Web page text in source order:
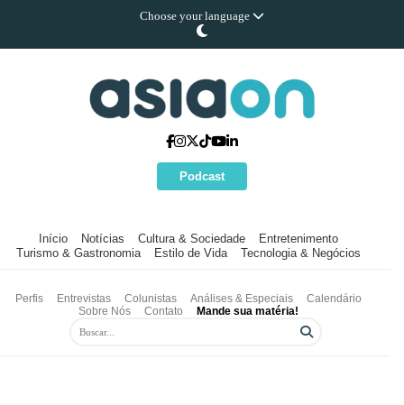
Choose your language
Podcast
Início Notícias Cultura & Sociedade
Entretenimento
Turismo & Gastronomia
Estilo de Vida Tecnologia & Negócios
Perfis Entrevistas Colunistas Análises & Especiais
Calendário
Sobre Nós
Contato Mande sua matéria!